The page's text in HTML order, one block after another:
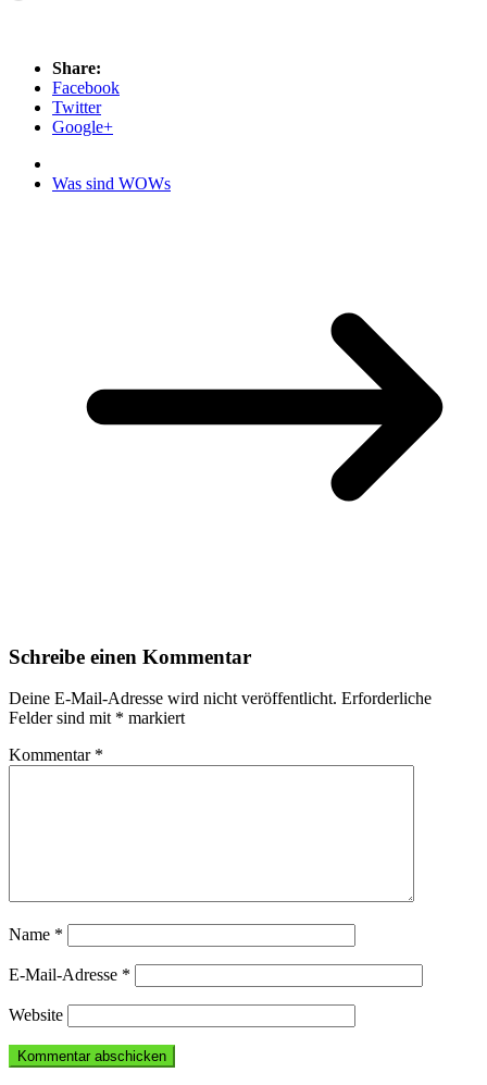
Share:
Facebook
Twitter
Google+
Was sind WOWs
Schreibe einen Kommentar
Deine E-Mail-Adresse wird nicht veröffentlicht. Erforderliche
Felder sind mit * markiert
Kommentar *
Name *
E-Mail-Adresse *
Website